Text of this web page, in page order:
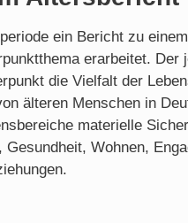
ein Bericht zu einem
erarbeitet. Der
die Vielfalt der
älteren Menschen in
materielle
Wohnen,